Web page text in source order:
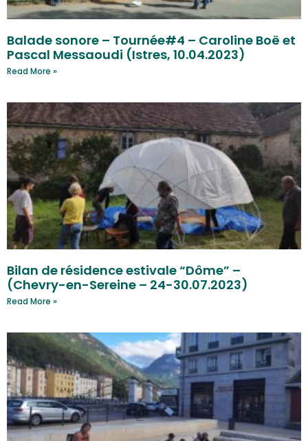
Balade sonore – Tournée#4 – Caroline Boë et
Pascal Messaoudi (Istres, 10.04.2023)
Read More »
Bilan de résidence estivale “Dôme” –
(Chevry-en-Sereine – 24-30.07.2023)
Read More »